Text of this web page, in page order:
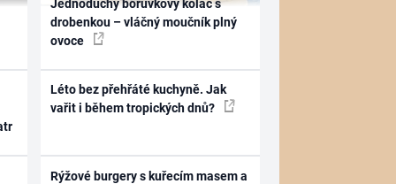
Jednoduchý borůvkový koláč s
drobenkou – vláčný moučník plný
ovoce
Léto bez přehřáté kuchyně. Jak
vařit i během tropických dnů?
Rýžové burgery s kuřecím masem a